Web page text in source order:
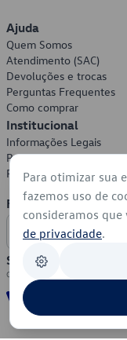
Ajuda
Quem Somos
Atendimento (SAC)
Devoluções e trocas
Perguntas Frequentes
Como comprar
Institucional
Informações Legais
Política de Privacidade
Política de Cookies
Formas de
Segurança
Para otimizar sua
fazemos uso de
consideramos que
de privacidade.